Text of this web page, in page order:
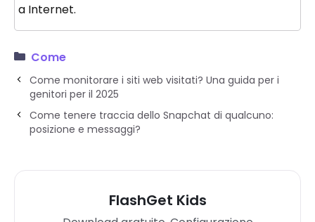
a Internet.
Come
Come monitorare i siti web visitati? Una guida per i
genitori per il 2025
Come tenere traccia dello Snapchat di qualcuno:
posizione e messaggi?
FlashGet Kids